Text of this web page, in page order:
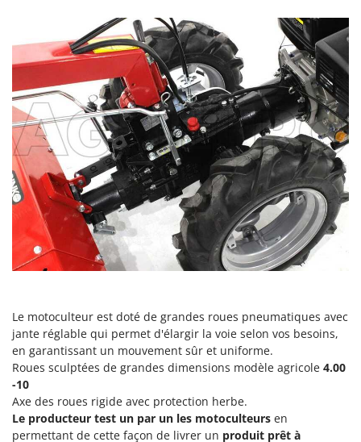
Le motoculteur est doté de grandes roues pneumatiques avec
jante réglable qui permet d'élargir la voie selon vos besoins,
en garantissant un mouvement sûr et uniforme.
Roues sculptées de grandes dimensions modèle agricole 4.00
-10
Axe des roues rigide avec protection herbe.
Le producteur test un par un les motoculteurs en
permettant de cette façon de livrer un produit prêt à